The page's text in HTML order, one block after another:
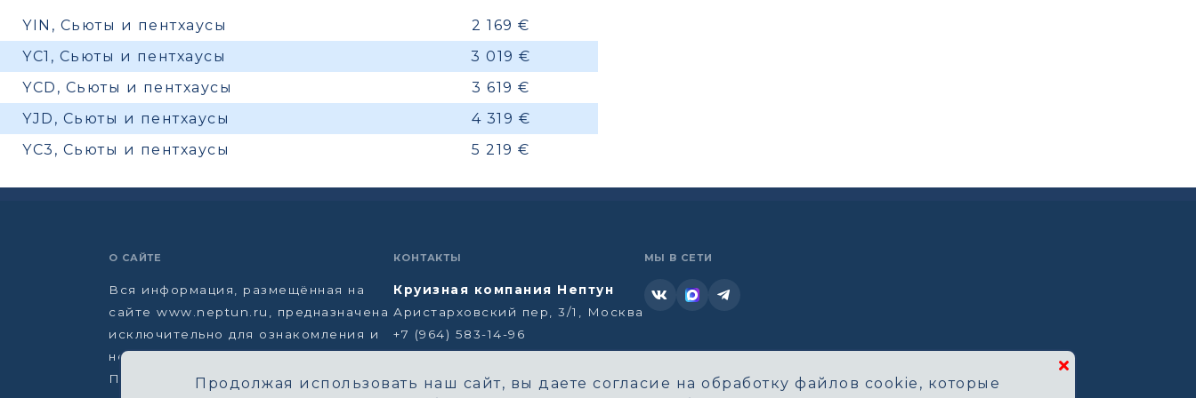
YIN, Сьюты и пентхаусы
2 169 €
YC1, Сьюты и пентхаусы
3 019 €
YCD, Сьюты и пентхаусы
3 619 €
YJD, Сьюты и пентхаусы
4 319 €
YC3, Сьюты и пентхаусы
5 219 €
О САЙТЕ
Вся информация, размещённая на
сайте www.neptun.ru, предназначена
исключительно для ознакомления и
не является офертой.
Политика конфиденциальности →
КОНТАКТЫ
Круизная компания Нептун
Аристарховский пер, 3/1, Москва
+7 (964) 583-14-96
МЫ В СЕТИ
Продолжая использовать наш сайт, вы даете согласие на обработку файлов cookie, которые